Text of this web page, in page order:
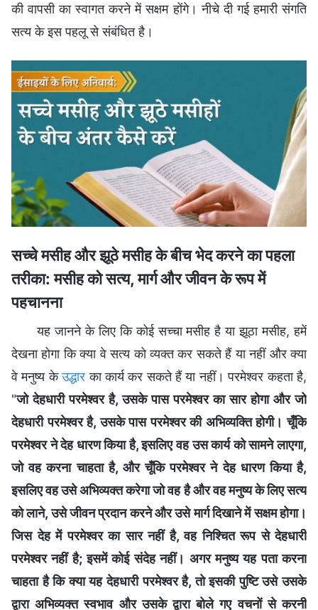
की वापसी का स्वागत करने में सक्षम होंगे। नीचे दी गई हमारी संगति
सत्य के इस पहलू से संबंधित है।
सच्चे मसीह और झूठे मसीह के बीच भेद करने का पहला
तरीका: मसीह को सत्य, मार्ग और जीवन के रूप में
पहचानना
यह जानने के लिए कि कोई सच्चा मसीह है या झूठा मसीह, हमें
देखना होगा कि क्या वे सत्य को व्यक्त कर सकते हैं या नहीं और क्या
वे मनुष्य केउद्धार का कार्य कर सकते हैं या नहीं। परमेश्वर कहता है,
"जो देहधारी परमेश्वर है, उसके पास परमेश्वर का सार होगा और जो
देहधारी परमेश्वर है, उसके पास परमेश्वर की अभिव्यक्ति होगी। चूँकि
परमेश्वर ने देह धारण किया है, इसलिए वह उस कार्य को सामने लाएगा,
जो वह करना चाहता है, और चूँकि परमेश्वर ने देह धारण किया है,
इसलिए वह उसे अभिव्यक्त करेगा जो वह है और वह मनुष्य के लिए सत्य
को लाने, उसे जीवन प्रदान करने और उसे मार्ग दिखाने में सक्षम होगा।
जिस देह में परमेश्वर का सार नहीं है, वह निश्चित रूप से देहधारी
परमेश्वर नहीं है; इसमें कोई संदेह नहीं। अगर मनुष्य यह पता करना
चाहता है कि क्या यह देहधारी परमेश्वर है, तो इसकी पुष्टि उसे उसके
द्वारा अभिव्यक्त स्वभाव और उसके द्वारा बोले गए वचनों से करनी